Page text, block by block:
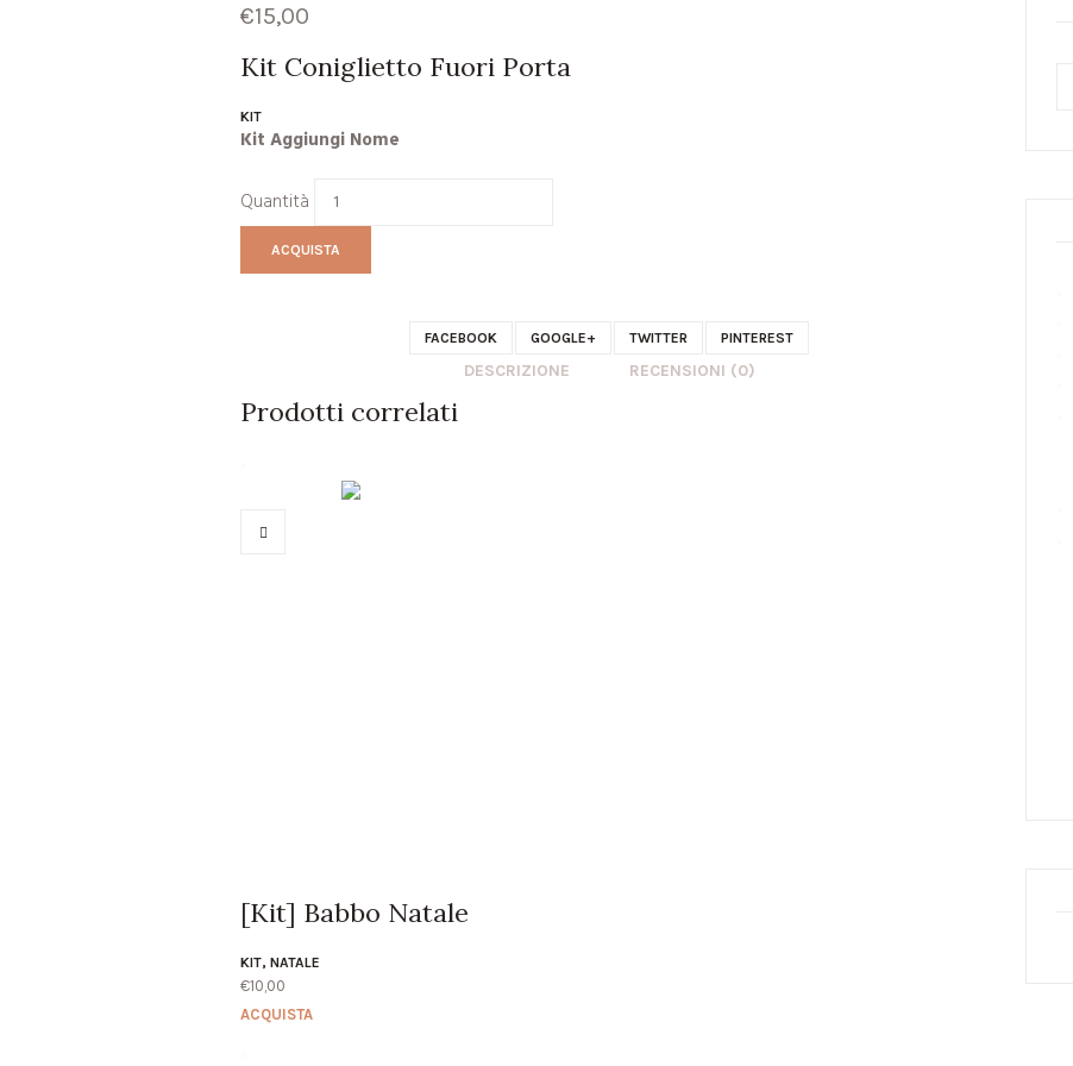
€15,00
Kit Coniglietto Fuori Porta
KIT
Kit Aggiungi Nome
Quantità
ACQUISTA
FACEBOOK GOOGLE+ TWITTER PINTEREST
DESCRIZIONE RECENSIONI (0)
Prodotti correlati
[Kit] Babbo Natale
KIT, NATALE
€10,00
ACQUISTA